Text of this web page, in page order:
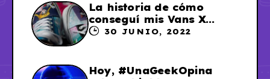
La historia de cómo
conseguí mis Vans X
Sailor Moon
30 JUNIO, 2022
Hoy, #UnaGeekOpina